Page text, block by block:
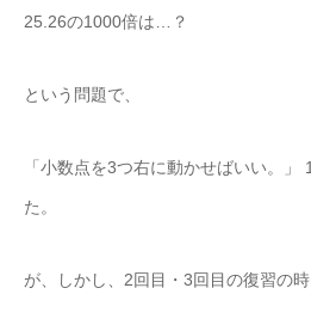
25.26の1000倍は…？
という問題で、
「小数点を3つ右に動かせばいい。
た。
が、しかし、2回目・3回目の復習の